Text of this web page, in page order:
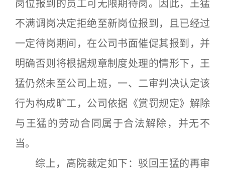
岗位报到的员工可无限期待岗。因此，王猛
不满调岗决定拒绝至新岗位报到，且已经过
一定待岗期间，在公司书面催促其报到，并
明确否则将根据规章制度处理的情形下，王
猛仍然未至公司上班，一、二审判决认定该
行为构成旷工，公司依据《赏罚规定》解除
与王猛的劳动合同属于合法解除，并无不
当。
综上，高院裁定如下：驳回王猛的再审